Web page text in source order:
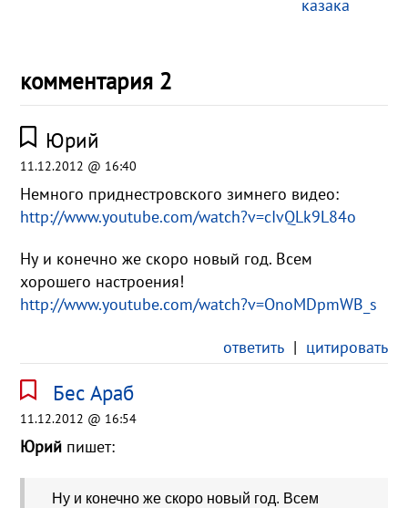
казака
комментария 2
Юрий
11.12.2012 @ 16:40
Немного приднестровского зимнего видео:
http://www.youtube.com/watch?v=cIvQLk9L84o
Ну и конечно же скоро новый год. Всем
хорошего настроения!
http://www.youtube.com/watch?v=OnoMDpmWB_s
ответить| цитировать
Бес Араб
11.12.2012 @ 16:54
Юрий пишет:
Ну и конечно же скоро новый год. Всем